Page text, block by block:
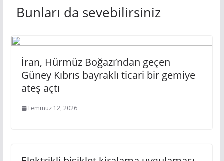
Bunları da sevebilirsiniz
İran, Hürmüz Boğazı’ndan geçen
Güney Kıbrıs bayraklı ticari bir gemiye
ateş açtı
Temmuz 12, 2026